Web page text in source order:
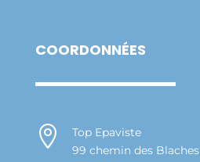
COORDONNÉES

Top Epaviste
99 chemin des Blaches